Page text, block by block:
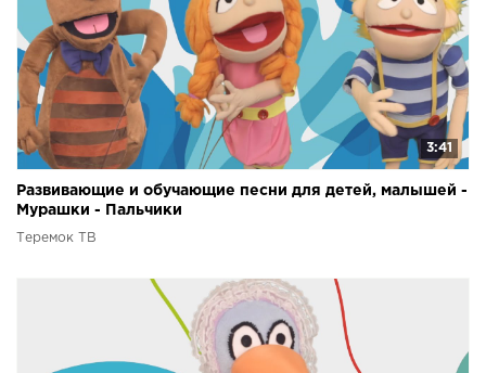
3:41
Развивающие и обучающие песни для детей, малышей -
Мурашки - Пальчики
Теремок ТВ